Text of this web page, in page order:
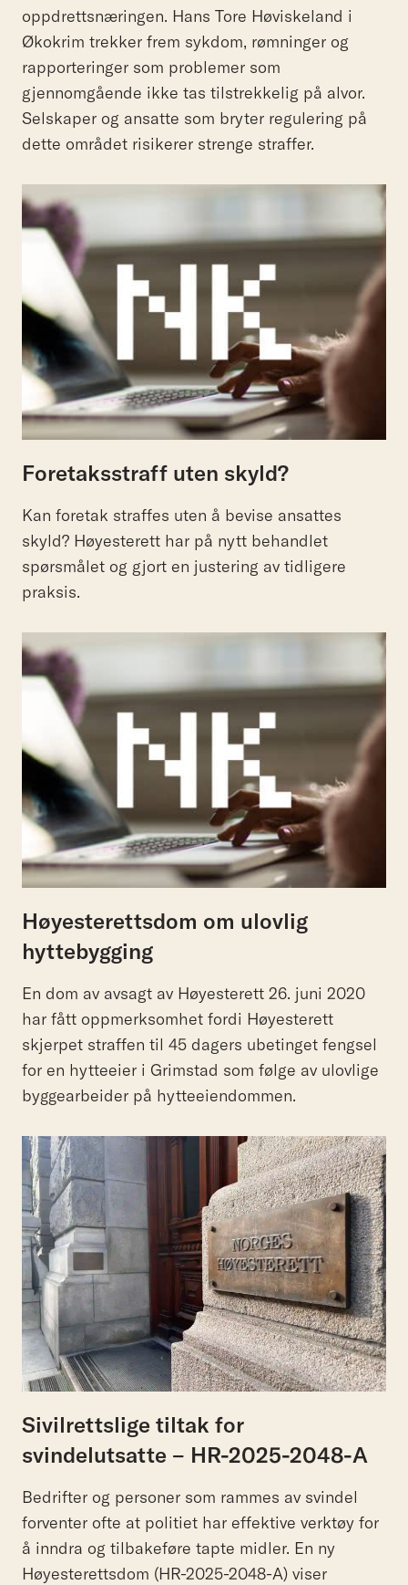
oppdrettsnæringen. Hans Tore Høviskeland i
Økokrim trekker frem sykdom, rømninger og
rapporteringer som problemer som
gjennomgående ikke tas tilstrekkelig på alvor.
Selskaper og ansatte som bryter regulering på
dette området risikerer strenge straffer.
Foretaksstraff uten skyld?
Kan foretak straffes uten å bevise ansattes
skyld? Høyesterett har på nytt behandlet
spørsmålet og gjort en justering av tidligere
praksis.
Høyesterettsdom om ulovlig
hyttebygging
En dom av avsagt av Høyesterett 26. juni 2020
har fått oppmerksomhet fordi Høyesterett
skjerpet straffen til 45 dagers ubetinget fengsel
for en hytteeier i Grimstad som følge av ulovlige
byggearbeider på hytteeiendommen.
Sivilrettslige tiltak for
svindelutsatte – HR-2025-2048-A
Bedrifter og personer som rammes av svindel
forventer ofte at politiet har effektive verktøy for
å inndra og tilbakeføre tapte midler. En ny
Høyesterettsdom (HR-2025-2048-A) viser